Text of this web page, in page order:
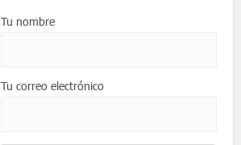
Tu nombre
Tu correo electrónico